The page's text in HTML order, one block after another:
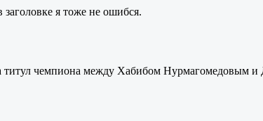
заголовке я тоже не ошибся.
чемпиона между Хабибом Нурмагомедовым